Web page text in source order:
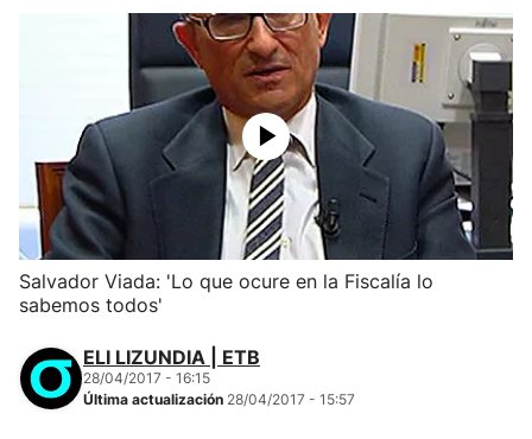
Salvador Viada: 'Lo que ocure en la Fiscalía lo
sabemos todos'
ELI LIZUNDIA | ETB
28/04/2017 - 16:15
Última actualización 28/04/2017 - 15:57